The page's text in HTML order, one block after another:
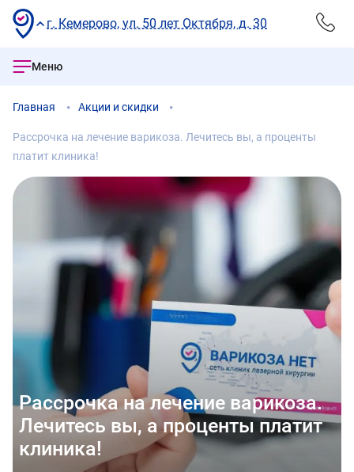
г. Кемерово, ул. 50 лет Октября, д. 30
Меню
Главная Акции и скидки
Рассрочка на лечение варикоза. Лечитесь вы, а проценты
платит клиника!
Рассрочка на лечение варикоза.
Лечитесь вы, а проценты платит
клиника!